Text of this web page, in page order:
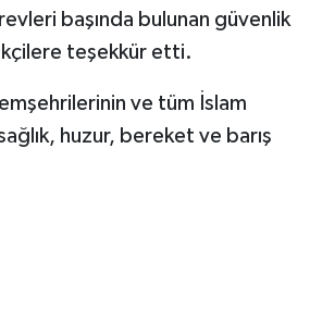
başında bulunan güvenlik
teşekkür etti.
ve tüm İslam
huzur, bereket ve barış